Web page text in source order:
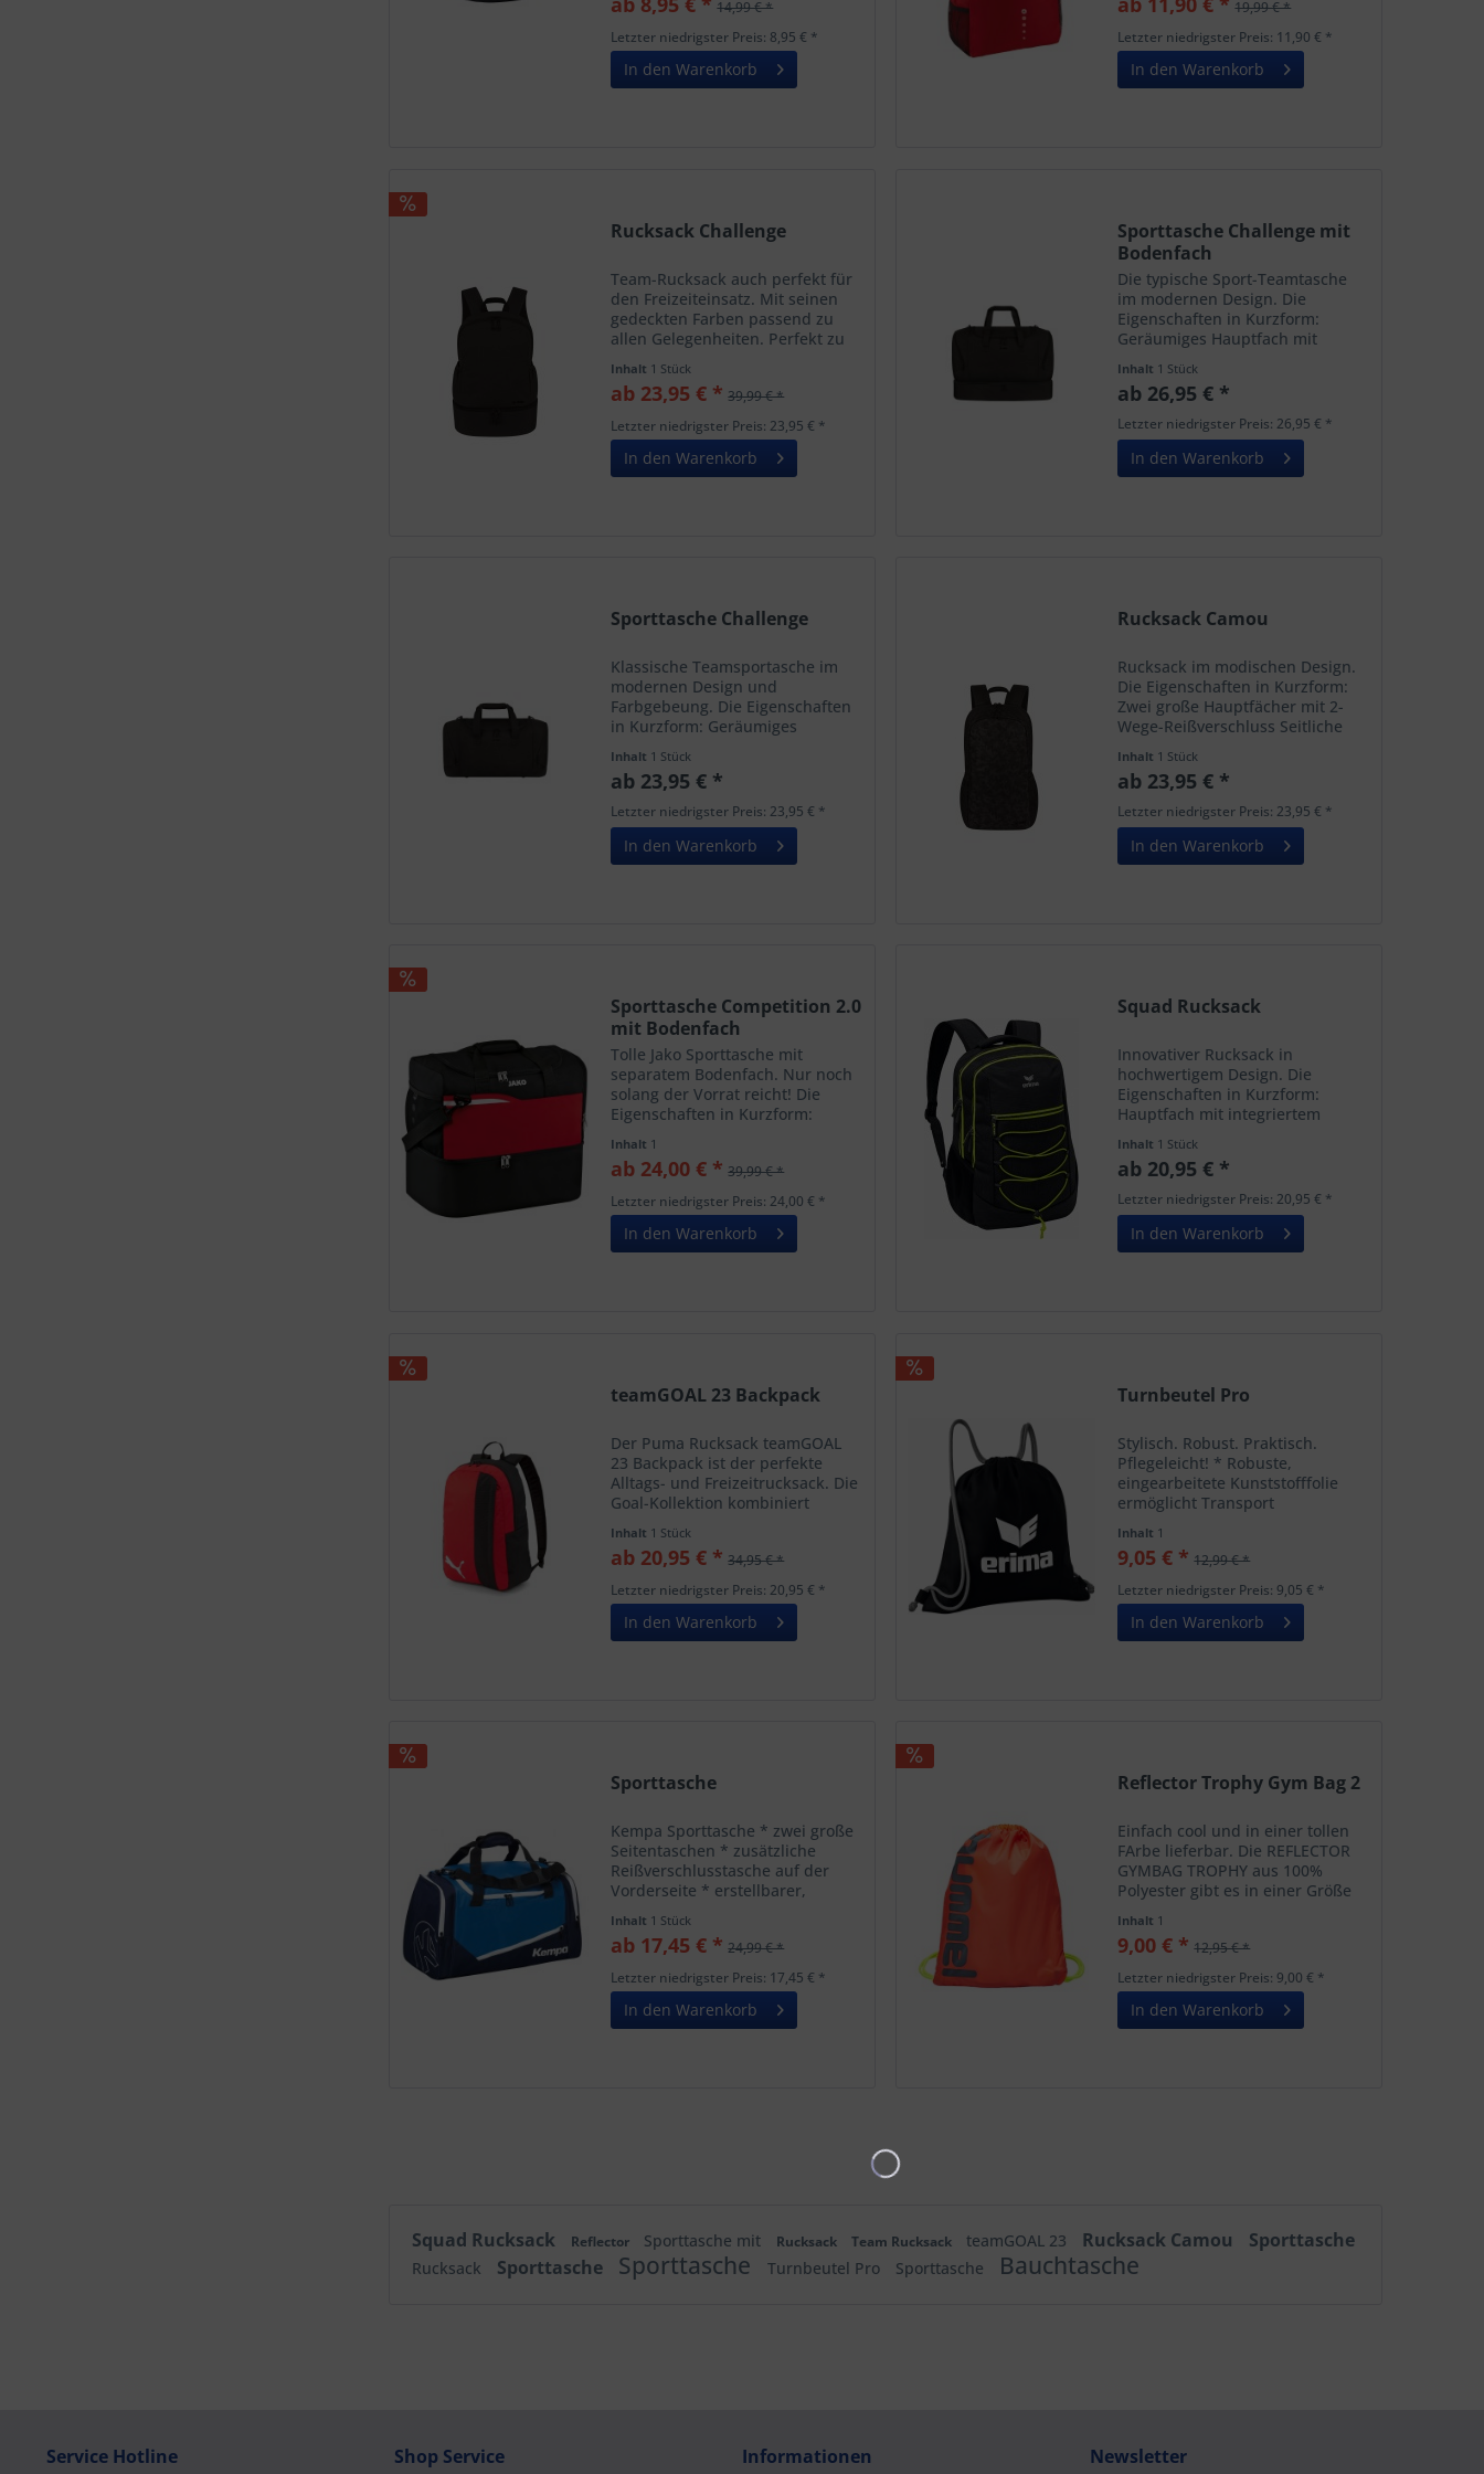
Außenfach mit Reißverschluss
Farbe: schwarz Größe
23x8,5x13cm (LxBxH)
14,99 € *
Letzter niedrigster Preis: 8,95 € *
In den Warenkorb
Eigenschaften in Kurzform:
Großes Hauptfach mit einer...
19,99 € *
Letzter niedrigster Preis: 11,90 € *
In den Warenkorb
Rucksack Challenge
Team-Rucksack auch perfekt für
den Freizeiteinsatz. Mit seinen
gedeckten Farben passend zu
allen Gelegenheiten. Perfekt zu
für Dich! Die Eigenschaften in
Kurzform: Kleine Innentasche mit
Reißverschluss im...
Inhalt 1 Stück
ab 23,95 € * 39,99 € *
Letzter niedrigster Preis: 23,95 € *
In den Warenkorb
Sporttasche Challenge mit
Bodenfach
Die typische Sport-Teamtasche
im modernen Design. Die
Eigenschaften in Kurzform:
Geräumiges Hauptfach mit
Reißverschluss Bodenfach Höhe
14 cm Reißverschlussfach auf der
linken Seite Tiefes Nassfach mit
Reißverschluss...
Inhalt 1 Stück
ab 26,95 € *
Letzter niedrigster Preis: 26,95 € *
In den Warenkorb
Sporttasche Challenge
Klassische Teamsportasche im
modernen Design und
Farbgebeung. Die Eigenschaften
in Kurzform: Geräumiges
Wege-Reißverschluss
Reißverschlussfach auf der
linken Seite Tiefes Nassfach mit
Reißverschluss auf der...
Inhalt 1 Stück
ab 23,95 € *
Letzter niedrigster Preis: 23,95 € *
In den Warenkorb
Rucksack Camou
Rucksack im modischen Design.
Die Eigenschaften in Kurzform:
Zwei große Hauptfächer mit 2-
Wege-Reißverschluss Seitliche
Kleine Reißverschlusstasche an
der Vorderseite lieferbar bis 2023
Inhalt 1 Stück
ab 23,95 € *
Letzter niedrigster Preis: 23,95 € *
In den Warenkorb
Sporttasche Competition 2.0
mit Bodenfach
Tolle Jako Sporttasche mit
separatem Bodenfach. Nur noch
solang der Vorrat reicht! Die
Eigenschaften in Kurzform:
Hauptfach mit Innentasche mit
Reißverschluss Nassfach
Abnehmbarer Schultergurt JAKO
Heat...
Inhalt 1
ab 24,00 € * 39,99 € *
Letzter niedrigster Preis: 24,00 € *
In den Warenkorb
Squad Rucksack
Innovativer Rucksack in
hochwertigem Design. Die
Eigenschaften in Kurzform:
Hauptfach mit integriertem
Reißverschluss-Öffnung
Frontfach mit intergriertem
Organizer-Fach Seitliche Taschen
aus Mesh-Material...
Inhalt 1 Stück
ab 20,95 € *
Letzter niedrigster Preis: 20,95 € *
In den Warenkorb
teamGOAL 23 Backpack
Der Puma Rucksack teamGOAL
23 Backpack ist der perfekte
Alltags- und Freizeitrucksack. Die
Goal-Kollektion kombiniert
modernem Design, um Ihr Team
auf allen Ebenen auf die
Anforderungen des Spiels...
Inhalt 1 Stück
ab 20,95 € * 34,95 € *
Letzter niedrigster Preis: 20,95 € *
In den Warenkorb
Turnbeutel Pro
Stylisch. Robust. Praktisch.
Pflegeleicht! * Robuste,
eingearbeitete Kunststofffolie
ermöglicht Transport
einfach auswaschbar *
Geräumiger Turnbeutel mit
Kordelzug
Inhalt 1
9,05 € * 12,99 € *
Letzter niedrigster Preis: 9,05 € *
In den Warenkorb
Sporttasche
Kempa Sporttasche * zwei große
Seitentaschen * zusätzliche
Reißverschlusstasche auf der
Vorderseite * erstellbarer,
hohen Tragekomfort *
Schultergurt ist abnehmbar * U-
förmige Öffnung * große
Freiflächen für...
Inhalt 1 Stück
ab 17,45 € * 24,99 € *
Letzter niedrigster Preis: 17,45 € *
In den Warenkorb
Reflector Trophy Gym Bag 2
Einfach cool und in einer tollen
FArbe lieferbar. Die REFLECTOR
GYMBAG TROPHY aus 100%
Polyester gibt es in einer Größe
Sublimationsdruck bedruckt. Die
charakteristischen hummel®-
Winkel und ein Logo in Silber
zieren...
Inhalt 1
9,00 € * 12,95 € *
Letzter niedrigster Preis: 9,00 € *
In den Warenkorb
Squad Rucksack Reflector Sporttasche mit Rucksack Team Rucksack teamGOAL 23 Rucksack Camou Sporttasche
Rucksack Sporttasche Sporttasche Turnbeutel Pro Sporttasche Bauchtasche
Service Hotline Shop Service Informationen Newsletter